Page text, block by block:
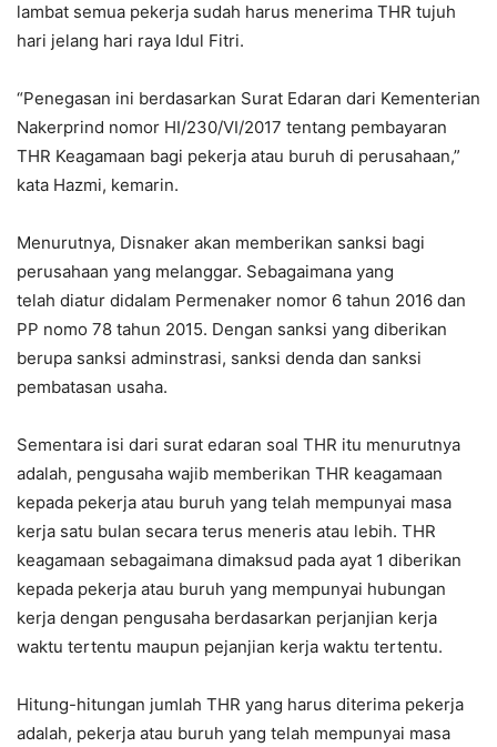
lambat semua pekerja sudah harus menerima THR tujuh
hari jelang hari raya Idul Fitri.
“Penegasan ini berdasarkan Surat Edaran dari Kementerian
Nakerprind nomor HI/230/VI/2017 tentang pembayaran
THR Keagamaan bagi pekerja atau buruh di perusahaan,”
kata Hazmi, kemarin.
Menurutnya, Disnaker akan memberikan sanksi bagi
perusahaan yang melanggar. Sebagaimana yang
telah diatur didalam Permenaker nomor 6 tahun 2016 dan
PP nomo 78 tahun 2015. Dengan sanksi yang diberikan
berupa sanksi adminstrasi, sanksi denda dan sanksi
pembatasan usaha.
Sementara isi dari surat edaran soal THR itu menurutnya
adalah, pengusaha wajib memberikan THR keagamaan
kepada pekerja atau buruh yang telah mempunyai masa
kerja satu bulan secara terus meneris atau lebih. THR
keagamaan sebagaimana dimaksud pada ayat 1 diberikan
kepada pekerja atau buruh yang mempunyai hubungan
kerja dengan pengusaha berdasarkan perjanjian kerja
waktu tertentu maupun pejanjian kerja waktu tertentu.
Hitung-hitungan jumlah THR yang harus diterima pekerja
adalah, pekerja atau buruh yang telah mempunyai masa